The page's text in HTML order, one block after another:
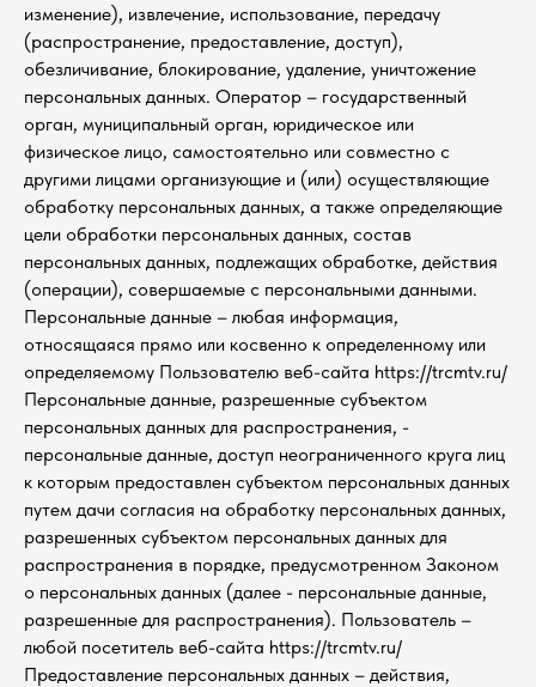
изменение), извлечение, использование, передачу
(распространение, предоставление, доступ),
обезличивание, блокирование, удаление, уничтожение
персональных данных. Оператор – государственный
орган, муниципальный орган, юридическое или
физическое лицо, самостоятельно или совместно с
другими лицами организующие и (или) осуществляющие
обработку персональных данных, а также определяющие
цели обработки персональных данных, состав
персональных данных, подлежащих обработке, действия
(операции), совершаемые с персональными данными.
Персональные данные – любая информация,
относящаяся прямо или косвенно к определенному или
определяемому Пользователю веб-сайта https://trcmtv.ru/
Персональные данные, разрешенные субъектом
персональных данных для распространения, -
персональные данные, доступ неограниченного круга лиц
к которым предоставлен субъектом персональных данных
путем дачи согласия на обработку персональных данных,
разрешенных субъектом персональных данных для
распространения в порядке, предусмотренном Законом
о персональных данных (далее - персональные данные,
разрешенные для распространения). Пользователь –
любой посетитель веб-сайта https://trcmtv.ru/
Предоставление персональных данных – действия,